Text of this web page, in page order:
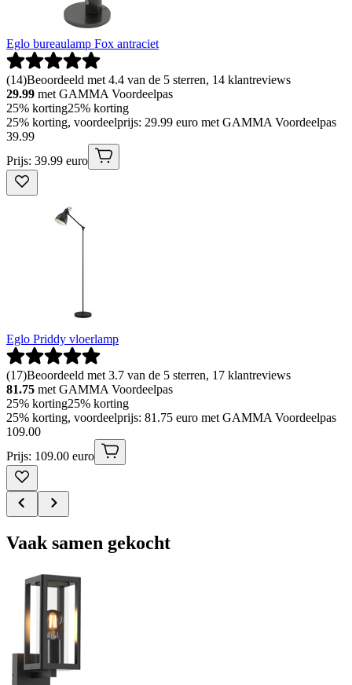
Eglo bureaulamp Fox antraciet
(14)Beoordeeld met 4.4 van de 5 sterren, 14 klantreviews
29.99 met GAMMA Voordeelpas
25% korting25% korting
25% korting, voordeelprijs: 29.99 euro met GAMMA Voordeelpas
39.99
Prijs: 39.99 euro
Eglo Priddy vloerlamp
(17)Beoordeeld met 3.7 van de 5 sterren, 17 klantreviews
81.75 met GAMMA Voordeelpas
25% korting25% korting
25% korting, voordeelprijs: 81.75 euro met GAMMA Voordeelpas
109.00
Prijs: 109.00 euro
Vaak samen gekocht